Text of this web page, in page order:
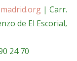
| Carr.
de El Escorial,
24 70